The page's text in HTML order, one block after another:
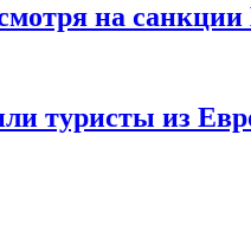
на
туристы из